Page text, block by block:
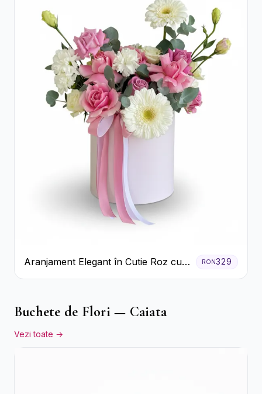
Aranjament Elegant în Cutie Roz cu
Trandafiri și Gerbera
RON329
Buchete de Flori — Caiata
Vezi toate →